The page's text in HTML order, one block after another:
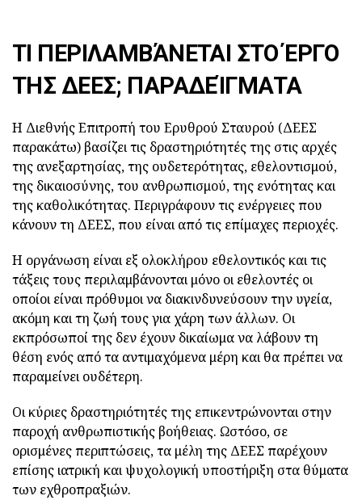
ΤΙ ΠΕΡΙΛΑΜΒΆΝΕΤΑΙ ΣΤΟ ΈΡΓΟ
ΤΗΣ ΔΕΕΣ; ΠΑΡΑΔΕΊΓΜΑΤΑ
Η Διεθνής Επιτροπή του Ερυθρού Σταυρού (ΔΕΕΣ
παρακάτω) βασίζει τις δραστηριότητές της στις αρχές
της ανεξαρτησίας, της ουδετερότητας, εθελοντισμού,
της δικαιοσύνης, του ανθρωπισμού, της ενότητας και
της καθολικότητας. Περιγράφουν τις ενέργειες που
κάνουν τη ΔΕΕΣ, που είναι από τις επίμαχες περιοχές.
Η οργάνωση είναι εξ ολοκλήρου εθελοντικός και τις
τάξεις τους περιλαμβάνονται μόνο οι εθελοντές οι
οποίοι είναι πρόθυμοι να διακινδυνεύσουν την υγεία,
ακόμη και τη ζωή τους για χάρη των άλλων. Οι
εκπρόσωποί της δεν έχουν δικαίωμα να λάβουν τη
θέση ενός από τα αντιμαχόμενα μέρη και θα πρέπει να
παραμείνει ουδέτερη.
Οι κύριες δραστηριότητές της επικεντρώνονται στην
παροχή ανθρωπιστικής βοήθειας. Ωστόσο, σε
ορισμένες περιπτώσεις, τα μέλη της ΔΕΕΣ παρέχουν
επίσης ιατρική και ψυχολογική υποστήριξη στα θύματα
των εχθροπραξιών.